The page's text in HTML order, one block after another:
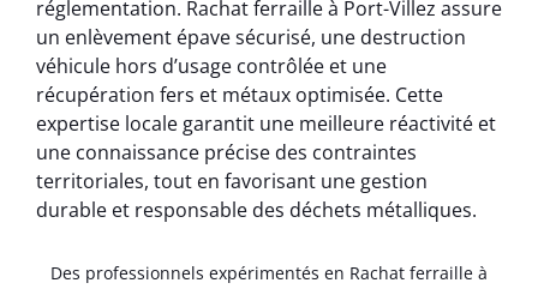
réglementation. Rachat ferraille à Port-Villez assure
un enlèvement épave sécurisé, une destruction
véhicule hors d’usage contrôlée et une
récupération fers et métaux optimisée. Cette
expertise locale garantit une meilleure réactivité et
une connaissance précise des contraintes
territoriales, tout en favorisant une gestion
durable et responsable des déchets métalliques.
Des professionnels expérimentés en Rachat ferraille à